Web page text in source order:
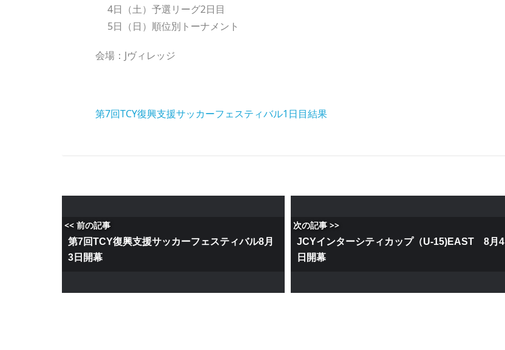
4日（土）予選リーグ2日目
5日（日）順位別トーナメント
会場：Jヴィレッジ
第7回TCY復興支援サッカーフェスティバル1日目結果
<< 前の記事
第7回TCY復興支援サッカーフェスティバル8月
3日開幕
次の記事 >>
JCYインターシティカップ（U-15)EAST 8月4
日開幕